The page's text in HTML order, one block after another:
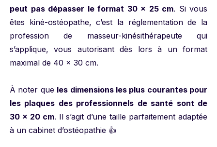
peut pas dépasser le format 30 x 25 cm. Si vous
êtes kiné-ostéopathe, c’est la réglementation de la
profession de masseur-kinésithérapeute qui
s’applique, vous autorisant dès lors à un format
maximal de 40 x 30 cm.
À noter que les dimensions les plus courantes pour
les plaques des professionnels de santé sont de
30 x 20 cm. Il s’agit d’une taille parfaitement adaptée
à un cabinet d’ostéopathie 👍